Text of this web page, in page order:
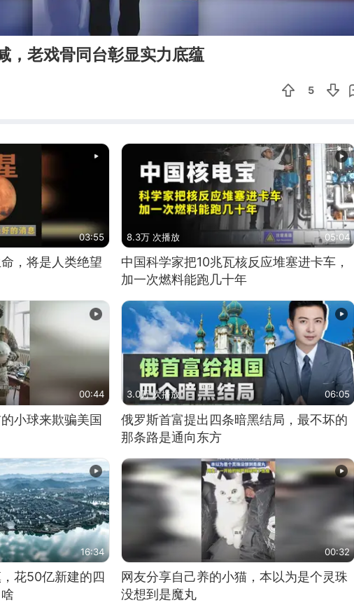
，老戏骨同台彰显实力底蕴
5
03:55
，将是人类绝望
8.3万 次播放 05:04
中国科学家把10兆瓦核反应堆塞进卡车，
加一次燃料能跑几十年
00:44
小球来欺骗美国
3.0万 次播放 06:05
俄罗斯首富提出四条暗黑结局，最不坏的
那条路是通向东方
16:34
花50亿新建的四
00:32
网友分享自己养的小猫，本以为是个灵珠
没想到是魔丸